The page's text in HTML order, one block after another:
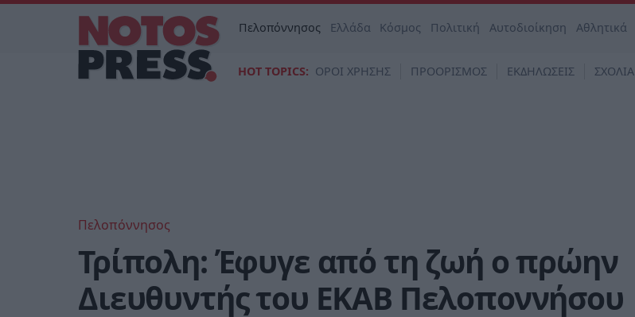
Πελοπόννησος Ελλάδα Κόσμος Πολιτική Αυτοδιοίκηση Αθλητικά
HOT TOPICS: ΟΡΟΙ ΧΡΗΣΗΣ ΠΡΟΟΡΙΣΜΟΣ ΕΚΔΗΛΩΣΕΙΣ ΣΧΟΛΙΑ
Πελοπόννησος
Τρίπολη: Έφυγε από τη ζωή ο πρώην
Διευθυντής του ΕΚΑΒ Πελοποννήσου